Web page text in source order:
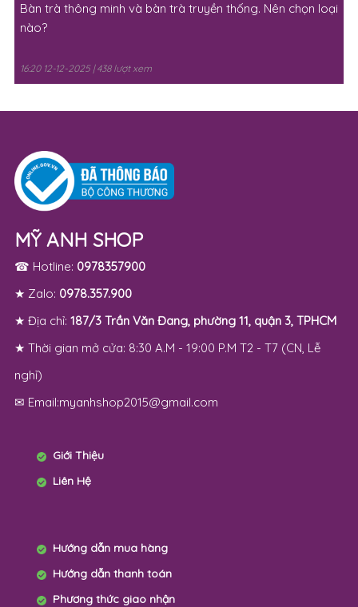
Bàn trà thông minh và bàn trà truyền thống. Nên chọn loại
nào?
16:20 12-12-2025 | 438 lượt xem
MỸ ANH SHOP
☎ Hotline: 0978357900
★ Zalo: 0978.357.900
★ Địa chỉ: 187/3 Trần Văn Đang, phường 11, quận 3, TPHCM
★ Thời gian mở cửa: 8:30 A.M - 19:00 P.M T2 - T7 (CN, Lễ
nghỉ)
✉ Email:myanhshop2015@gmail.com
Giới Thiệu
Liên Hệ
Hướng dẫn mua hàng
Hướng dẫn thanh toán
Phương thức giao nhận